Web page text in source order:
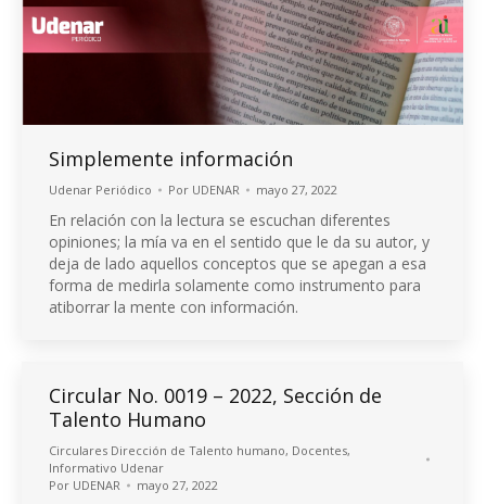
Simplemente información
Udenar Periódico Por UDENAR mayo 27, 2022
En relación con la lectura se escuchan diferentes
opiniones; la mía va en el sentido que le da su autor, y
deja de lado aquellos conceptos que se apegan a esa
forma de medirla solamente como instrumento para
atiborrar la mente con información.
Circular No. 0019 – 2022, Sección de
Talento Humano
Circulares Dirección de Talento humano, Docentes,
Informativo Udenar
Por UDENAR mayo 27, 2022